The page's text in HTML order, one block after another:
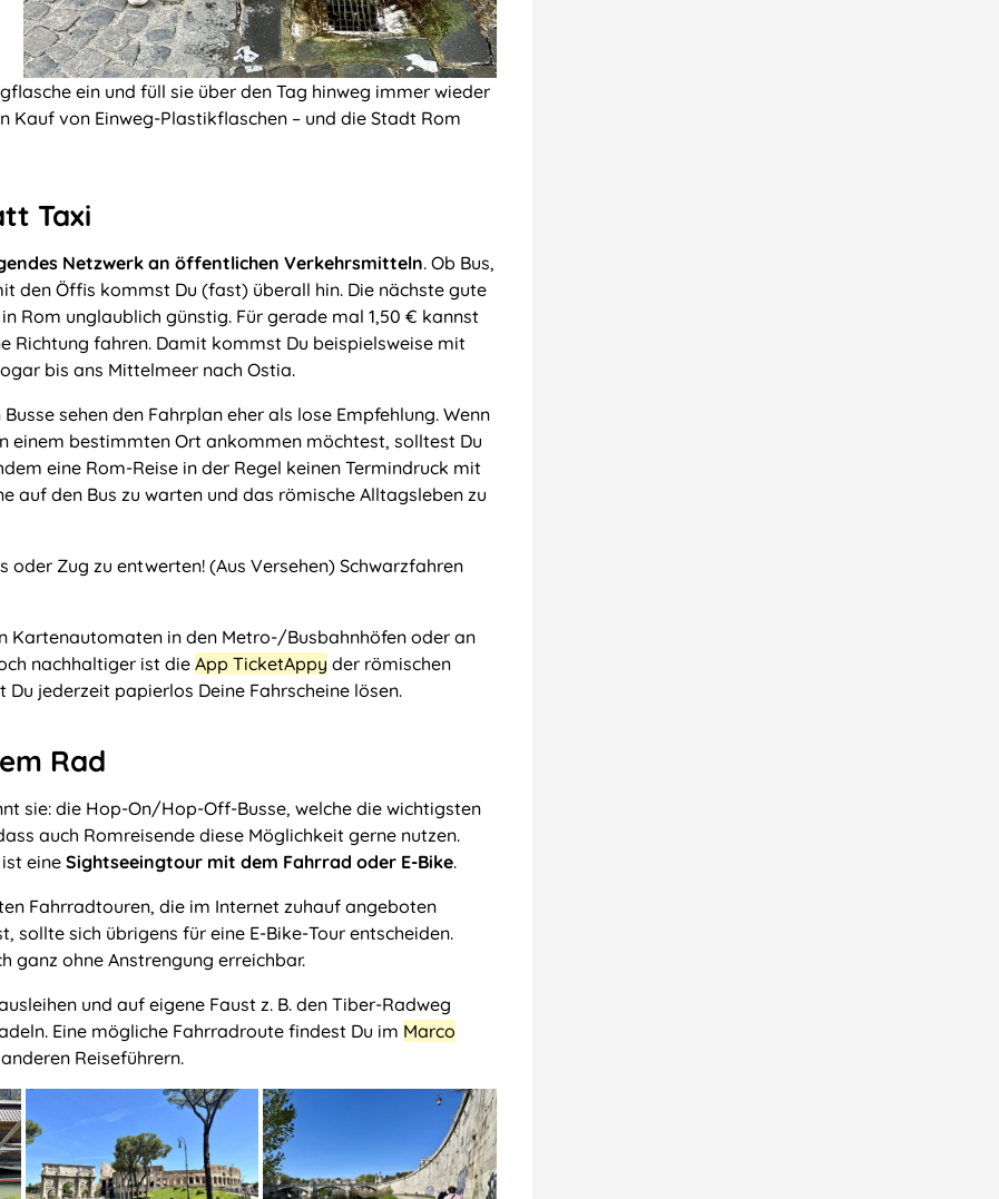
ein und füll sie über den Tag hinweg immer wieder
Kauf von Einweg-Plastikflaschen – und die Stadt Rom
Taxi
Netzwerk an öffentlichen Verkehrsmitteln. Ob Bus,
den Öffis kommst Du (fast) überall hin. Die nächste gute
Rom unglaublich günstig. Für gerade mal 1,50 € kannst
Richtung fahren. Damit kommst Du beispielsweise mit
bis ans Mittelmeer nach Ostia.
sehen den Fahrplan eher als lose Empfehlung. Wenn
einem bestimmten Ort ankommen möchtest, solltest Du
eine Rom-Reise in der Regel keinen Termindruck mit
auf den Bus zu warten und das römische Alltagsleben zu
oder Zug zu entwerten! (Aus Versehen) Schwarzfahren
Kartenautomaten in den Metro-/Busbahnhöfen oder an
nachhaltiger ist dieApp TicketAppy der römischen
jederzeit papierlos Deine Fahrscheine lösen.
Rad
sie: die Hop-On/Hop-Off-Busse, welche die wichtigsten
auch Romreisende diese Möglichkeit gerne nutzen.
eineSightseeingtour mit dem Fahrrad oder E-Bike.
Fahrradtouren, die im Internet zuhauf angeboten
sollte sich übrigens für eine E-Bike-Tour entscheiden.
ganz ohne Anstrengung erreichbar.
und auf eigene Faust z. B. den Tiber-Radweg
Eine mögliche Fahrradroute findest Du im Marco
Reiseführern.